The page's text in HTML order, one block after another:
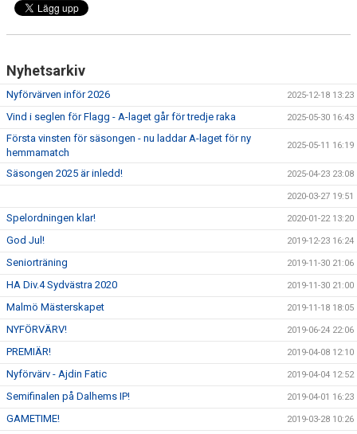
SPELARRÅD
MATCHREFERAT TIDIGARE ÅR
Nyhetsarkiv
Nyförvärven inför 2026 2025-12-18 13:23
Vind i seglen för Flagg - A-laget går för tredje raka 2025-05-30 16:43
Första vinsten för säsongen - nu laddar A-laget för ny
hemmamatch
2025-05-11 16:19
Säsongen 2025 är inledd! 2025-04-23 23:08
2020-03-27 19:51
Spelordningen klar! 2020-01-22 13:20
God Jul! 2019-12-23 16:24
Seniorträning 2019-11-30 21:06
HA Div.4 Sydvästra 2020 2019-11-30 21:00
Malmö Mästerskapet 2019-11-18 18:05
NYFÖRVÄRV! 2019-06-24 22:06
PREMIÄR! 2019-04-08 12:10
Nyförvärv - Ajdin Fatic 2019-04-04 12:52
Semifinalen på Dalhems IP! 2019-04-01 16:23
GAMETIME! 2019-03-28 10:26